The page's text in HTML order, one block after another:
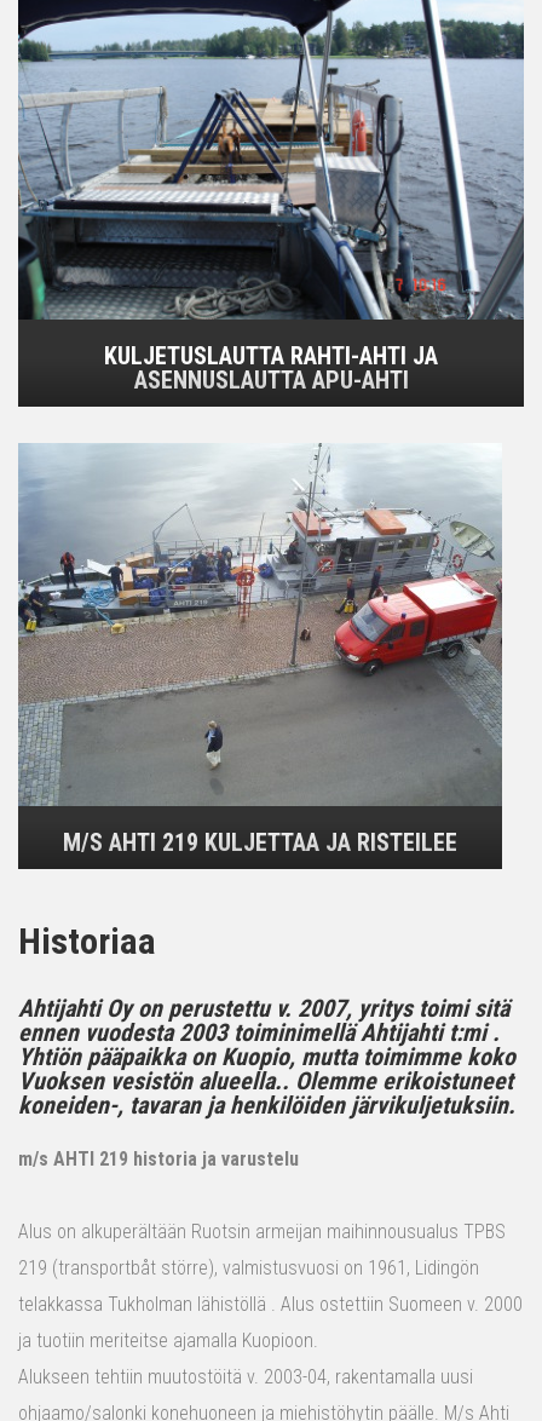
KULJETUSLAUTTA RAHTI-AHTI JA
ASENNUSLAUTTA APU-AHTI
M/S AHTI 219 KULJETTAA JA RISTEILEE
Historiaa
Ahtijahti Oy on perustettu v. 2007, yritys toimi sitä
ennen vuodesta 2003 toiminimellä Ahtijahti t:mi .
Yhtiön pääpaikka on Kuopio, mutta toimimme koko
Vuoksen vesistön alueella.. Olemme erikoistuneet
koneiden-, tavaran ja henkilöiden järvikuljetuksiin.
m/s AHTI 219 historia ja varustelu
Alus on alkuperältään Ruotsin armeijan maihinnousualus TPBS
219 (transportbåt större), valmistusvuosi on 1961, Lidingön
telakkassa Tukholman lähistöllä . Alus ostettiin Suomeen v. 2000
ja tuotiin meriteitse ajamalla Kuopioon.
Alukseen tehtiin muutostöitä v. 2003-04, rakentamalla uusi
ohjaamo/salonki konehuoneen ja miehistöhytin päälle. M/s Ahti